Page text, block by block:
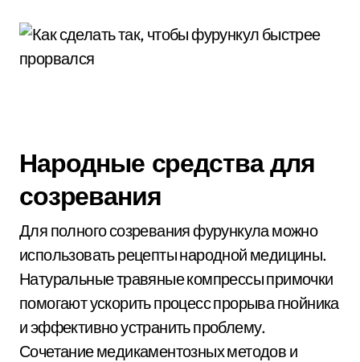
Народные средства для
созревания
Для полного созревания фурункула можно
использовать рецепты народной медицины.
Натуральные травяные компрессы примочки
помогают ускорить процесс прорыва гнойника
и эффективно устранить проблему.
Сочетание медикаментозных методов и